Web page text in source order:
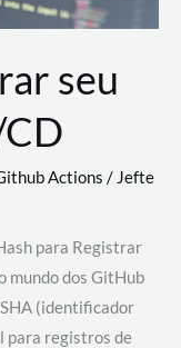
seu
Actions /Jefte
para Registrar
mundo dos GitHub
(identificador
para registros de